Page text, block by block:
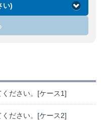
い)
ださい。[ケース1]
ださい。[ケース2]